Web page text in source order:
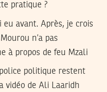
pratique ?
eu avant. Après, je crois
n’a pas
à propos de feu Mzali
politique restent
vidéo de Ali Laaridh